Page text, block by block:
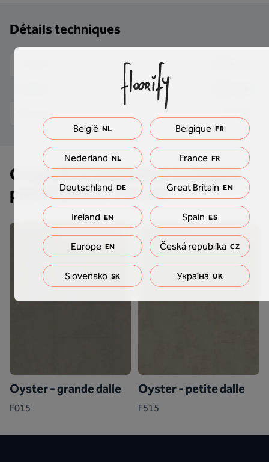
Détails techniques
Ce profil d'adaptation s'adapte
parfaitement à ce sol
Dernière chance !
Oyster - grande dalle
F015
Dernière chance !
Oyster - petite dalle
F515
België NL Belgique FR
Nederland NL France FR
Deutschland DE Great Britain EN
Ireland EN Spain ES
Europe EN Česká republika CZ
Slovensko SK Україна UK